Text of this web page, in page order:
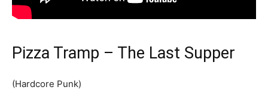
Pizza Tramp – The Last Supper
(Hardcore Punk)